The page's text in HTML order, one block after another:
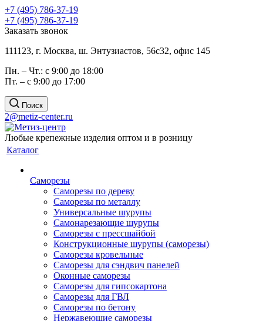
+7 (495) 786-37-19
+7 (495) 786-37-19
Заказать звонок
111123, г. Москва, ш. Энтузиастов, 56с32, офис 145
Пн. – Чт.: с 9:00 до 18:00
Пт. – с 9:00 до 17:00
Поиск
2@metiz-center.ru
Любые крепежные изделия оптом и в розницу
Каталог
Саморезы
Саморезы по дереву
Саморезы по металлу
Универсальные шурупы
Самонарезающие шурупы
Саморезы с прессшайбой
Конструкционные шурупы (саморезы)
Саморезы кровельные
Саморезы для сэндвич панелей
Оконные саморезы
Саморезы для гипсокартона
Саморезы для ГВЛ
Саморезы по бетону
Нержавеющие саморезы